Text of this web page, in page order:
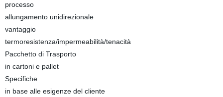
processo
allungamento unidirezionale
vantaggio
termoresistenza/impermeabilità/tenacità
Pacchetto di Trasporto
in cartoni e pallet
Specifiche
in base alle esigenze del cliente